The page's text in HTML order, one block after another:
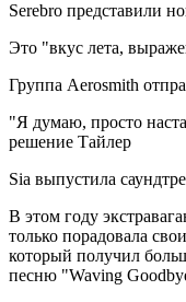
Serebro представили
Это "вкус лета,
Группа Aerosmith
"Я думаю, просто
решение Тайлер
Sia выпустила
В этом году
только порадовала
который получил
песню "Waving